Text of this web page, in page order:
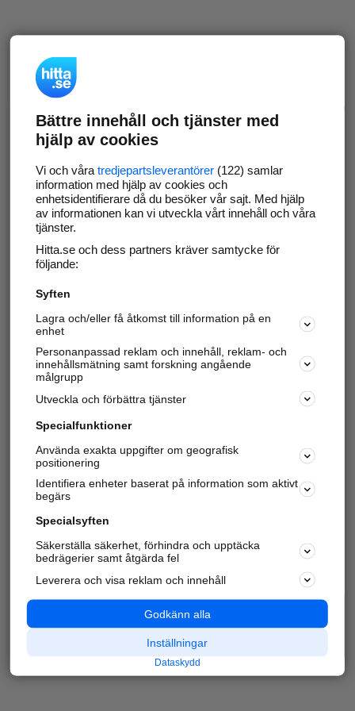
Bättre innehåll och tjänster med
hjälp av cookies
Vi och våra tredjepartsleverantörer(122) samlar
information med hjälp av cookies och
enhetsidentifierare då du besöker vår sajt. Med hjälp
av informationen kan vi utveckla vårt innehåll och våra
tjänster.
Hitta.se och dess partners kräver samtycke för
följande:
Syften
Lagra och/eller få åtkomst till information på en
enhet
Personanpassad reklam och innehåll, reklam- och
innehållsmätning samt forskning angående
målgrupp
Utveckla och förbättra tjänster
Specialfunktioner
Använda exakta uppgifter om geografisk
positionering
Identifiera enheter baserat på information som aktivt
begärs
Specialsyften
Säkerställa säkerhet, förhindra och upptäcka
bedrägerier samt åtgärda fel
Leverera och visa reklam och innehåll
Godkänn alla
Inställningar
Dataskydd